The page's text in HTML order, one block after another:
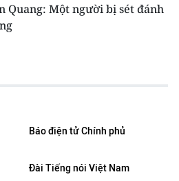
Quang: Một người bị sét đánh
Báo điện tử Chính phủ
Đài Tiếng nói Việt Nam